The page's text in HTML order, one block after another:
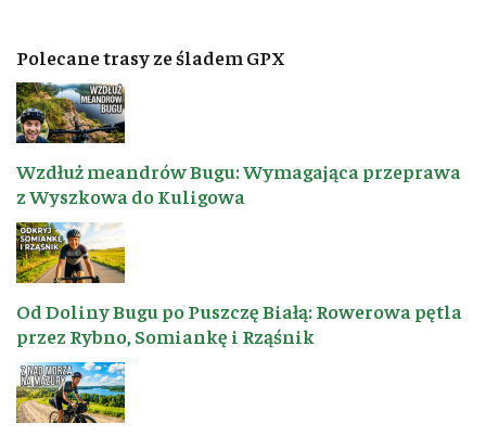
Polecane trasy ze śladem GPX
Wzdłuż meandrów Bugu: Wymagająca przeprawa
z Wyszkowa do Kuligowa
Od Doliny Bugu po Puszczę Białą: Rowerowa pętla
przez Rybno, Somiankę i Rząśnik